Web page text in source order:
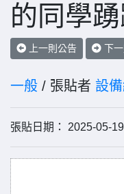
的同學
上一則公告 下
一般 / 張貼者 設
張貼日期： 2025-05-